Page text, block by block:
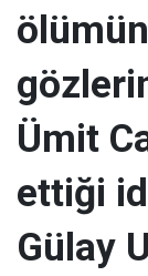
Ümit
ettiği
Gülay